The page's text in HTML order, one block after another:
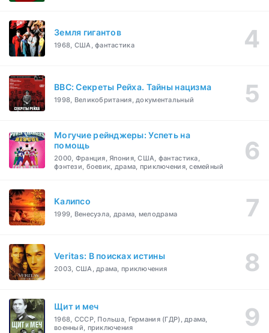
Земля гигантов
1968, США, фантастика
BBC: Секреты Рейха. Тайны нацизма
1998, Великобритания, документальный
Могучие рейнджеры: Успеть на
помощь
2000, Франция, Япония, США, фантастика,
фэнтези, боевик, драма, приключения, семейный
Калипсо
1999, Венесуэла, драма, мелодрама
Veritas: В поисках истины
2003, США, драма, приключения
Щит и меч
1968, СССР, Польша, Германия (ГДР), драма,
военный, приключения